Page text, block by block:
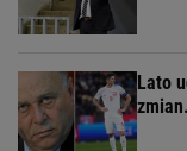
Lato